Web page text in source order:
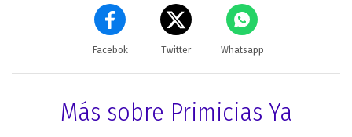
Facebok Twitter Whatsapp
Más sobre Primicias Ya